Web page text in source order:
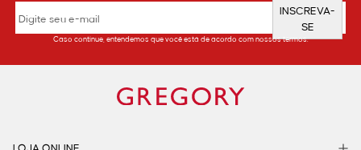
INSCREVA-
SE
Caso continue, entendemos que você está de acordo com nossos termos.